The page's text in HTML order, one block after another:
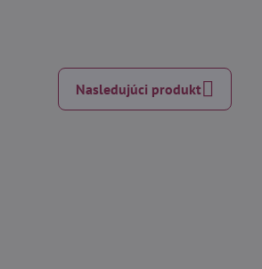
Nasledujúci produkt